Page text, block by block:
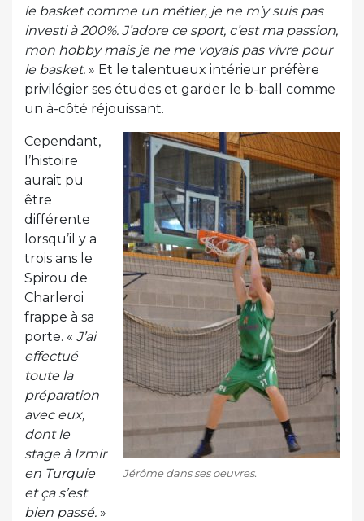
le basket comme un métier, je ne m’y suis pas
investi à 200%. J’adore ce sport, c’est ma passion,
mon hobby mais je ne me voyais pas vivre pour
le basket. » Et le talentueux intérieur préfère
privilégier ses études et garder le b-ball comme
un à-côté réjouissant.
Jérôme dans ses oeuvres.
Cependant,
l’histoire
aurait pu
être
différente
lorsqu’il y a
trois ans le
Spirou de
Charleroi
frappe à sa
porte. « J’ai
effectué
toute la
préparation
avec eux,
dont le
stage à Izmir
en Turquie
et ça s’est
bien passé. »